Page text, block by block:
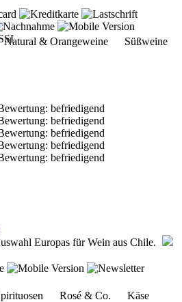
& Orangeweine Süßweine
Europas für Wein aus Chile.
Rosé & Co. Käse